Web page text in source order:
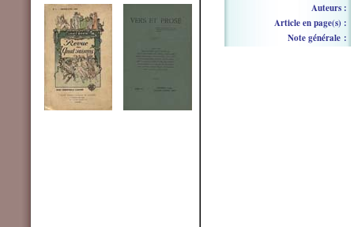
Auteurs :
Article en page(s) :
Note générale :